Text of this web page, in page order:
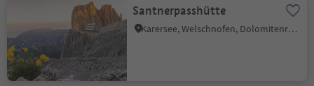
Santnerpasshütte
Karersee, Welschnofen, Dolomitenregion Eggental